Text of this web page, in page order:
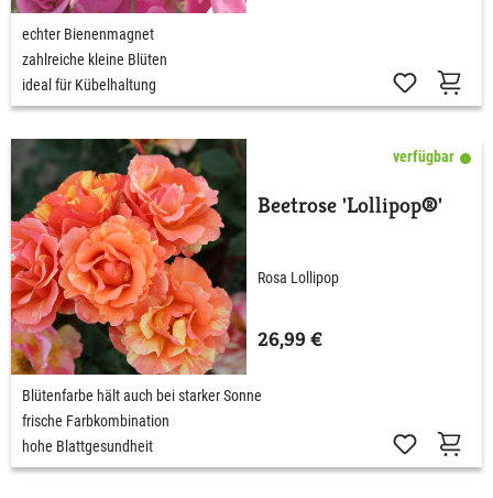
echter Bienenmagnet
zahlreiche kleine Blüten
ideal für Kübelhaltung
verfügbar
Beetrose 'Lollipop®'
Rosa Lollipop
26,99 €
Blütenfarbe hält auch bei starker Sonne
frische Farbkombination
hohe Blattgesundheit